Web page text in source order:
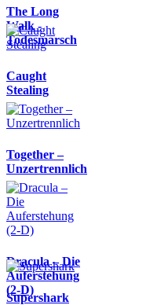
The Long
Walk -
Todesmarsch
Caught
Stealing
Together –
Unzertrennlich
Dracula – Die
Auferstehung
(2-D)
Supershark